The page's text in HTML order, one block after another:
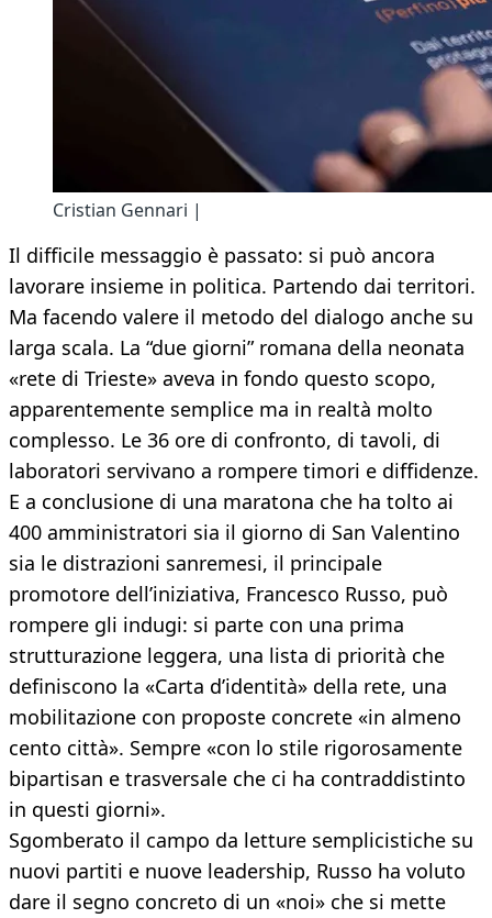
Cristian Gennari |
Il difficile messaggio è passato: si può ancora
lavorare insieme in politica. Partendo dai territori.
Ma facendo valere il metodo del dialogo anche su
larga scala. La “due giorni” romana della neonata
«rete di Trieste» aveva in fondo questo scopo,
apparentemente semplice ma in realtà molto
complesso. Le 36 ore di confronto, di tavoli, di
laboratori servivano a rompere timori e diffidenze.
E a conclusione di una maratona che ha tolto ai
400 amministratori sia il giorno di San Valentino
sia le distrazioni sanremesi, il principale
promotore dell’iniziativa, Francesco Russo, può
rompere gli indugi: si parte con una prima
strutturazione leggera, una lista di priorità che
definiscono la «Carta d’identità» della rete, una
mobilitazione con proposte concrete «in almeno
cento città». Sempre «con lo stile rigorosamente
bipartisan e trasversale che ci ha contraddistinto
in questi giorni».
Sgomberato il campo da letture semplicistiche su
nuovi partiti e nuove leadership, Russo ha voluto
dare il segno concreto di un «noi» che si mette